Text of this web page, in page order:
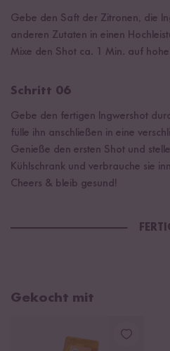
Gebe den Saft der Zitronen, die
anderen Zutaten in einen
Mixe den Shot ca. 1 Min. auf
Schritt 06
Gebe den fertigen Ingwershot
fülle ihn anschließen in eine
Genieße den ersten Shot und
Kühlschrank und verbrauche sie
Cheers & bleib gesund!
Gekocht mit